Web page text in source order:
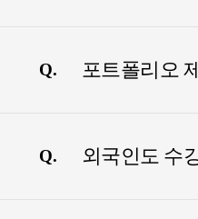
Q. 포트폴리오
Q. 외국인도 수